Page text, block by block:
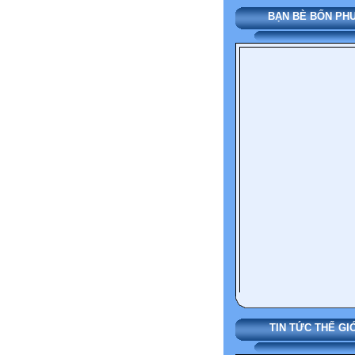
BẠN BÈ BỐN
TIN TỨC THẾ